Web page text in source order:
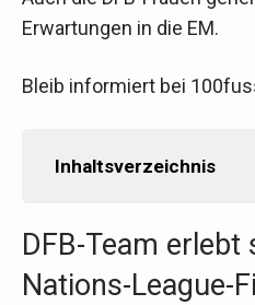
Erwartungen in die EM.
Bleib informiert bei
Inhaltsverzeichnis
DFB-Team erlebt
Nations-League-